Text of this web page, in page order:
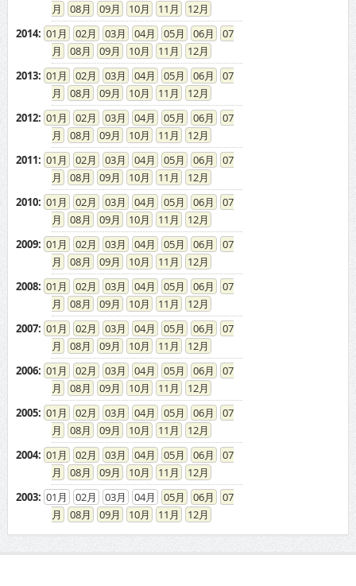
08
09 10 11
12
2014: 01 02 03 04 05 06
07
08
09 10 11
12
2013: 01 02 03 04 05 06
07
08
09 10 11
12
2012: 01 02 03 04 05 06
07
08
09 10 11
12
2011: 01 02 03 04 05 06
07
08
09 10 11
12
2010: 01 02 03 04 05 06
07
08
09 10 11
12
2009: 01 02 03 04 05 06
07
08
09 10 11
12
2008: 01 02 03 04 05 06
07
08
09 10 11
12
2007: 01 02 03 04 05 06
07
08
09 10 11
12
2006: 01 02 03 04 05 06
07
08
09 10 11
12
2005: 01 02 03 04 05 06
07
08
09 10 11
12
2004: 01 02 03 04 05 06
07
08
09 10 11
12
2003: 01 02 03 04 05 06
07
08
09 10 11 12